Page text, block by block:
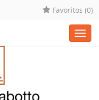
Favoritos (0)